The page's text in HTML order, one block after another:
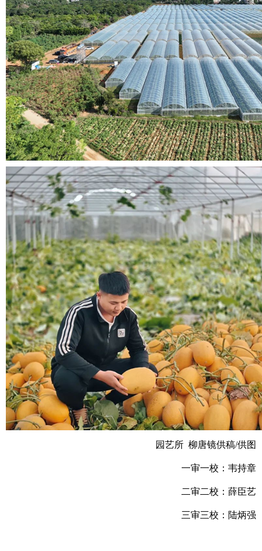
园艺所 柳唐镜供稿/供图
一审一校：韦持章
二审二校：薛臣艺
三审三校：陆炳强